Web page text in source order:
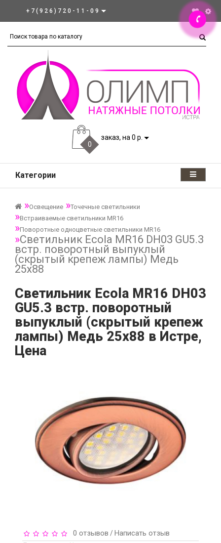
+7(926)720-11-09
0
заказ, на 0 р.
Категории
Освещение
Точечные светильники
Встраиваемые светильники MR16
Поворотные одноцветные светильники MR16
Светильник Ecola MR16 DH03 GU5.3
встр. поворотный выпуклый
(скрытый крепеж лампы) Медь
25x88
Светильник Ecola MR16 DH03
GU5.3 встр. поворотный
выпуклый (скрытый крепеж
лампы) Медь 25x88 в Истре,
Цена
0 отзывов /Написать отзыв